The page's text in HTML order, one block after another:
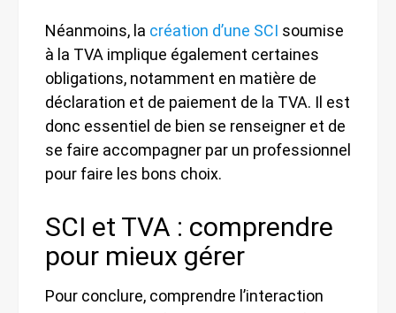
Néanmoins, la création d’une SCI soumise
à la TVA implique également certaines
obligations, notamment en matière de
déclaration et de paiement de la TVA. Il est
donc essentiel de bien se renseigner et de
se faire accompagner par un professionnel
pour faire les bons choix.
SCI et TVA : comprendre
pour mieux gérer
Pour conclure, comprendre l’interaction